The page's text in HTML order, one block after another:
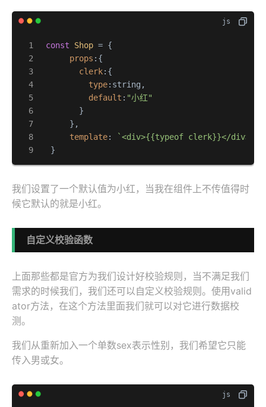
const Shop = {
props :{
clerk:{
type:string,
default : "小红"
        }
      },
template:
`<div>{{typeof clerk}}</div>`
  }
我们设置了一个默认值为小红，当我在组件上不传值得时
候它默认的就是小红。
自定义校验函数
上面那些都是官方为我们设计好校验规则，当不满足我们
需求的时候我们，我们还可以自定义校验规则。使用valid
ator方法，在这个方法里面我们就可以对它进行数据校
测。
我们从重新加入一个单数sex表示性别，我们希望它只能
传入男或女。